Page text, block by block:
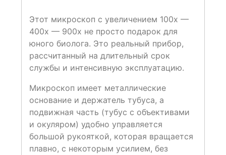
Этот микроскоп с увеличением 100х —
400х — 900х не просто подарок для
юного биолога. Это реальный прибор,
рассчитанный на длительный срок
службы и интенсивную эксплуатацию.
Микроскоп имеет металлические
основание и держатель тубуса, а
подвижная часть (тубус с объективами
и окуляром) удобно управляется
большой рукояткой, которая вращается
плавно, с некоторым усилием, без